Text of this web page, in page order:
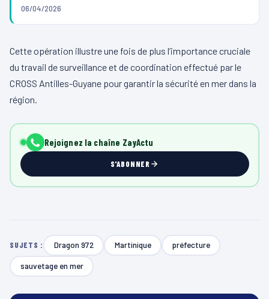
06/04/2026
Cette opération illustre une fois de plus l’importance cruciale
du travail de surveillance et de coordination effectué par le
CROSS Antilles-Guyane pour garantir la sécurité en mer dans la
région.
Rejoignez la chaîne ZayActu
S'ABONNER
SUJETS : Dragon 972 Martinique préfecture
sauvetage en mer